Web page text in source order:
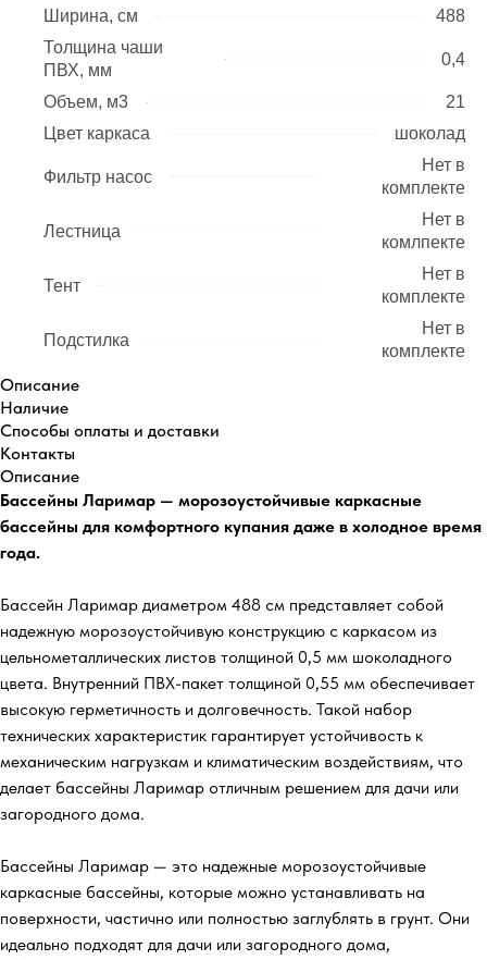
Ширина, см
488
Толщина чаши
ПВХ, мм
0,4
Объем, м3
21
Цвет каркаса
шоколад
Фильтр насос
Нет в
комплекте
Лестница
Нет в
комлпекте
Тент
Нет в
комплекте
Подстилка
Нет в
комплекте
Описание
Наличие
Способы оплаты и доставки
Контакты
Описание
Бассейны Ларимар — морозоустойчивые каркасные
бассейны для комфортного купания даже в холодное время
года.
Бассейн Ларимар диаметром 488 см представляет собой
надежную морозоустойчивую конструкцию с каркасом из
цельнометаллических листов толщиной 0,5 мм шоколадного
цвета. Внутренний ПВХ-пакет толщиной 0,55 мм обеспечивает
высокую герметичность и долговечность. Такой набор
технических характеристик гарантирует устойчивость к
механическим нагрузкам и климатическим воздействиям, что
делает бассейны Ларимар отличным решением для дачи или
загородного дома.
Бассейны Ларимар — это надежные морозоустойчивые
каркасные бассейны, которые можно устанавливать на
поверхности, частично или полностью заглублять в грунт. Они
идеально подходят для дачи или загородного дома,